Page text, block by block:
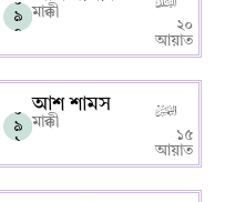
৯
০
মাক্কী
২০
আয়াত
০
৯
১
আশ শামস
মাক্কী
১৫
আয়াত